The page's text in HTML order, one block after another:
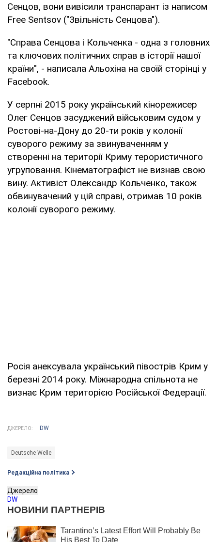
Сенцов, вони вивісили транспарант із написом
Free Sentsov ("Звільність Сенцова").
"Справа Сенцова і Кольченка - одна з головних
та ключових політичних справ в історії нашої
країни", - написала Альохіна на своїй сторінці у
Facebook.
У серпні 2015 року український кінорежисер
Олег Сенцов засуджений військовим судом у
Ростові-на-Дону до 20-ти років у колонії
суворого режиму за звинуваченням у
створенні на території Криму терористичного
угруповання. Кінематографіст не визнав свою
вину. Активіст Олександр Кольченко, також
обвинувачений у цій справі, отримав 10 років
колонії суворого режиму.
Росія анексувала український півострів Крим у
березні 2014 року. Міжнародна спільнота не
визнає Крим територією Російської Федерації.
ДЖЕРЕЛО: DW
Deutsche Welle
Редакційна політика
Джерело
DW